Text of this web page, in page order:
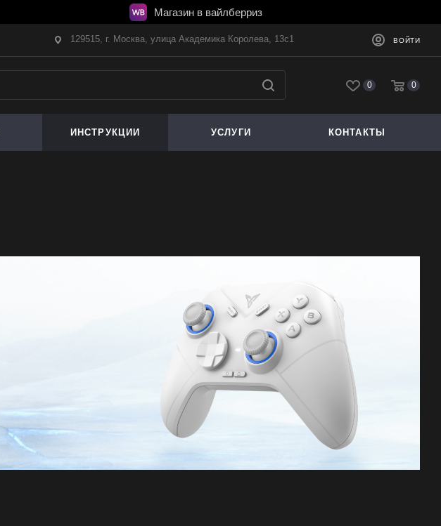
Магазин в вайлберриз
129515, г. Москва, улица Академика Королева, 13с1 ВОЙТИ
0 0
ИНСТРУКЦИИ УСЛУГИ КОНТАКТЫ